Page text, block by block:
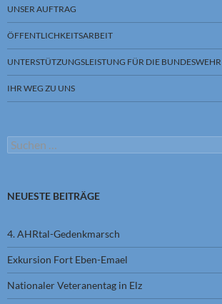
UNSER AUFTRAG
ÖFFENTLICHKEITSARBEIT
UNTERSTÜTZUNGSLEISTUNG FÜR DIE BUNDESWEHR
IHR WEG ZU UNS
Suchen
nach:
NEUESTE BEITRÄGE
4. AHRtal-Gedenkmarsch
Exkursion Fort Eben-Emael
Nationaler Veteranentag in Elz